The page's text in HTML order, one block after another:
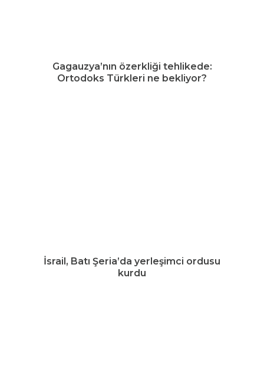
Gagauzya’nın özerkliği tehlikede:
Ortodoks Türkleri ne bekliyor?
İsrail, Batı Şeria’da yerleşimci ordusu
kurdu